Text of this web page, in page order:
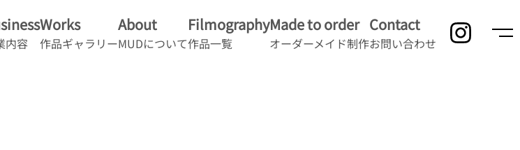
内容
Works
作品ギャラリー
About
MUDについて
Filmography
作品一覧
Made to order
オーダーメイド制作
Contact
お問い合わせ